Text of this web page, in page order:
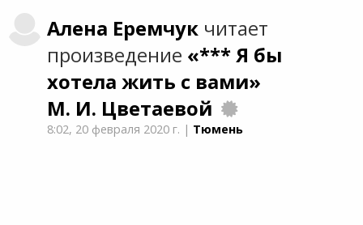
Алена Еремчук читает
произведение «*** Я бы
хотела жить с вами»
М. И. Цветаевой
8:02, 20 февраля 2020 г. | Тюмень